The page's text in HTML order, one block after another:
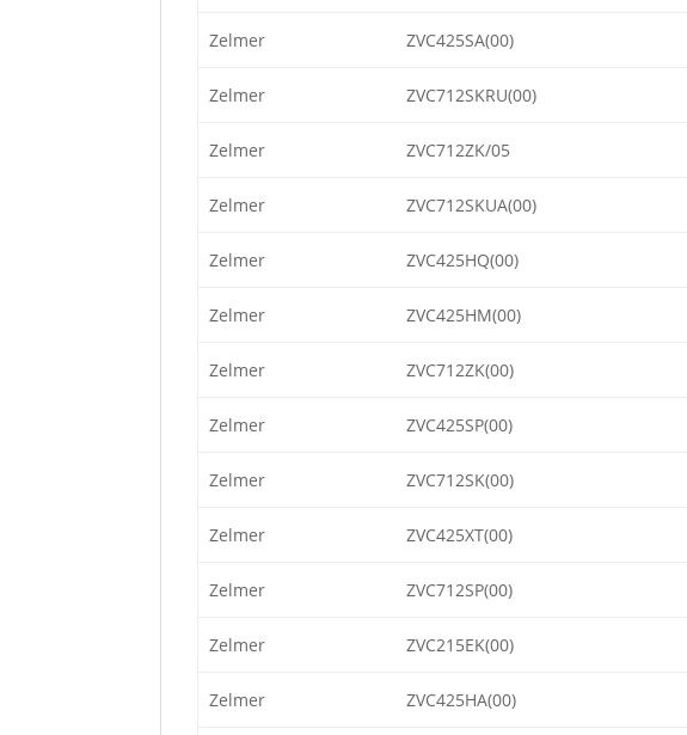
Zelmer ZVC425SA(00)
Zelmer ZVC712SKRU(00)
Zelmer ZVC712ZK/05
Zelmer ZVC712SKUA(00)
Zelmer ZVC425HQ(00)
Zelmer ZVC425HM(00)
Zelmer ZVC712ZK(00)
Zelmer ZVC425SP(00)
Zelmer ZVC712SK(00)
Zelmer ZVC425XT(00)
Zelmer ZVC712SP(00)
Zelmer ZVC215EK(00)
Zelmer ZVC425HA(00)